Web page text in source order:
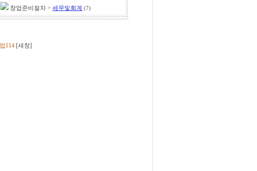
창업준비절차 > 세무및회계 (7)
114 [새창]